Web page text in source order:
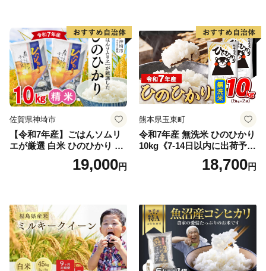
野町産 Elevation
佐賀県神埼市
【令和7年産】ごはんソムリ
エが厳選 白米 ひのひかり 10
米 10kg 5kg×2 ひのひかり ブ
19,000円
熊本県玉東町
令和7年産 無洗米 ひのひかり
10kg《7-14日以内に出荷予定
(土日祝除く)》コメ 米 無洗米
令和7年産 高レビュー｜人気
18,700円